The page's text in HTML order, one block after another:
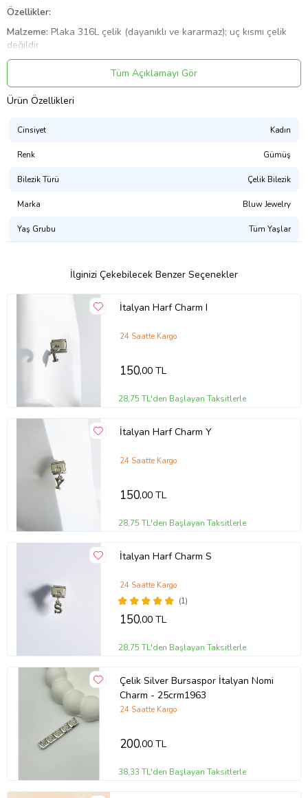
Özellikler:
Malzeme: Plaka 316L çelik (dayanıklı ve kararmaz); uç kısmı çelik
değildir.
Tasarım:Sallantılı İtalyan harf charm – şık ve modern bir görünüm
Kullanım:Günlük ve özel anlarda tarzınıza zarif bir dokunuş ekler.
Kişiselleştirilebilirlik:
Ürün Kodu:
Tüm Açıklamayı Gör
Ürün Özellikleri
Cinsiyet Kadın
Renk Gümüş
Bilezik Türü Çelik Bilezik
Marka Bluw Jewelry
Yaş Grubu Tüm Yaşlar
İlginizi Çekebilecek Benzer Seçenekler
İtalyan Harf Charm I
24 Saatte Kargo
150,00 TL
28,75 TL'den Başlayan Taksitlerle
İtalyan Harf Charm Y
24 Saatte Kargo
150,00 TL
28,75 TL'den Başlayan Taksitlerle
İtalyan Harf Charm S
(1)
24 Saatte Kargo
150,00 TL
28,75 TL'den Başlayan Taksitlerle
Çelik Silver Bursaspor İtalyan Nomi
Charm - 25crm1963
24 Saatte Kargo
200,00 TL
38,33 TL'den Başlayan Taksitlerle